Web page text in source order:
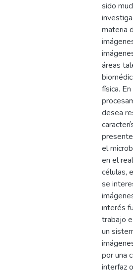
sido
materia
áreas
física.
desea
el
en el
células,
se
interés
trabajo
un
por una
interfaz